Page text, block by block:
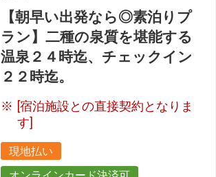
【朝早い出発なら◎素泊りプ
ラン】二種の泉質を堪能する
温泉２４時迄、チェックイン
２２時迄。
[宿泊施設との直接契約となりま
す]
現地払い